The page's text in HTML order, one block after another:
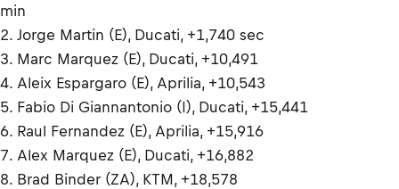
min
2. Jorge Martin (E), Ducati, +1,740 sec
3. Marc Marquez (E), Ducati, +10,491
4. Aleix Espargaro (E), Aprilia, +10,543
5. Fabio Di Giannantonio (I), Ducati, +15,441
6. Raul Fernandez (E), Aprilia, +15,916
7. Alex Marquez (E), Ducati, +16,882
8. Brad Binder (ZA), KTM, +18,578